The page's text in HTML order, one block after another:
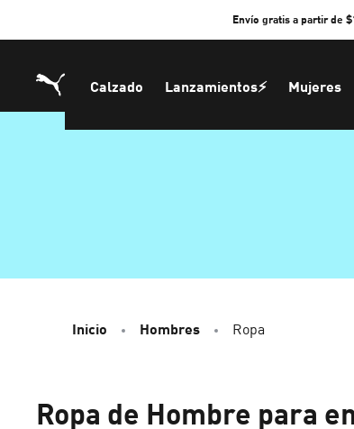
Envío gratis a partir de
Calzado Lanzamientos⚡ Mujeres
Inicio Hombres Ropa
Ropa de Hombre para